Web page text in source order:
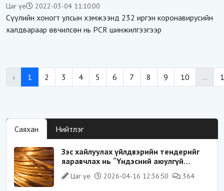
Цаг үе 2022-03-04 11:10:00
Сүүлийн хоногт улсын хэмжээнд 232 иргэн коронавирусийн
халдвараар өвчилсөн нь PCR шинжилгээгээр
‹ 1 2 3 4 5 6 7 8 9 10 ...
Саяхан Нийтлэг
Зэс хайлуулах үйлдвэрийн тендерийг
яаравчлах нь “Үндэсний аюулгүй
байдал“-д эрсдэлтэй юу?
Цаг үе 2026-04-16 12:36:50 364